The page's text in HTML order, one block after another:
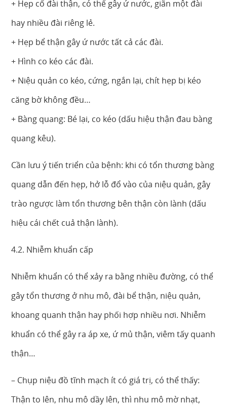
+ Hẹp cổ đài thận, có thể gây ứ nước, giãn một đài
hay nhiều đài riêng lẻ.
+ Hẹp bể thận gây ứ nước tất cả các đài.
+ Hình co kéo các đài.
+ Niệu quản co kéo, cứng, ngắn lại, chít hẹp bị kéo
căng bờ không đều…
+ Bàng quang: Bé lại, co kéo (dấu hiệu thận đau bàng
quang kêu).
Cần lưu ý tiến triển của bệnh: khi có tổn thương bàng
quang dẫn đến hẹp, hở lỗ đổ vào của niệu quản, gây
trào ngược làm tổn thương bên thận còn lành (dấu
hiệu cái chết cuả thận lành).
4.2. Nhiễm khuẩn cấp
Nhiễm khuẩn có thể xảy ra bằng nhiều đường, có thể
gây tổn thương ở nhu mô, đài bể thận, niệu quản,
khoang quanh thận hay phối hợp nhiều nơi. Nhiễm
khuẩn có thể gây ra áp xe, ứ mủ thận, viêm tấy quanh
thận…
– Chụp niệu đồ tĩnh mạch ít có giá trị, có thể thấy:
Thận to lên, nhu mô dầy lên, thì nhu mô mờ nhạt,